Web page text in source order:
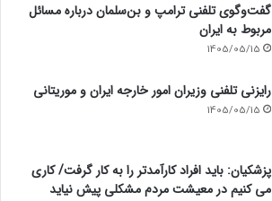
گفت‌وگوی تلفنی ترامپ و بن‌سلمان درباره مسائل
مربوط به ایران
1405/05/15
رایزنی تلفنی وزیران امور خارجه ایران و موریتانی
1405/05/15
پزشکیان: باید افراد کارآمدتر را به کار گرفت/ کاری
می کنیم در معیشت مردم مشکلی پیش نیاید